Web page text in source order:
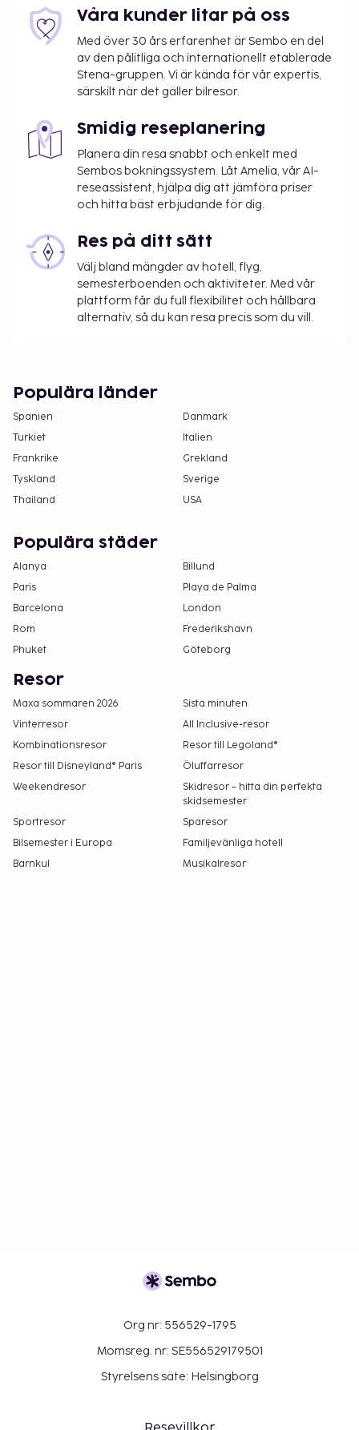
inte alltid året om. Undantag från skatten kan
finnas. Kontakta boendet med hjälp av
uppgifterna i bokningsbekräftelsen för mer
information.
Stadsskatt: Från 1 november till 31 mars, CHF
barn under 16 år.
Stadsskatt: Från 1 april till 31 oktober, CHF 2.50
per person per natt. Skatten gäller inte barn
under 16 år.
Turistavgift: CHF 1.00 per person per natt
Vi har listat alla tilläggsavgifter som boendet har
upplyst oss om.
Avgift för parkering under tak: CHF 18 per natt
Avgift för husdjur: CHF 20 per husdjur per natt
Inga avgifter tas ut för assistanshundar
skatt. Observera att dessa kan komma att ändras.
Endast registrerade gäster är tillåtna på
boendets rum.
Boendet välkomnar alla gäster, oavsett sexuell
läggning och könsidentitet (HBTQ+-vänligt).
Våra kunder litar på oss
Med över 30 års erfarenhet är Sembo en del
av den pålitliga och internationellt etablerade
Stena-gruppen. Vi är kända för vår expertis,
särskilt när det gäller bilresor.
Smidig reseplanering
Planera din resa snabbt och enkelt med
Sembos bokningssystem. Låt Amelia, vår AI-
reseassistent, hjälpa dig att jämföra priser
och hitta bäst erbjudande för dig.
Res på ditt sätt
Välj bland mängder av hotell, flyg,
semesterboenden och aktiviteter. Med vår
plattform får du full flexibilitet och hållbara
alternativ, så du kan resa precis som du vill.
Populära länder
Spanien
Danmark
Turkiet
Italien
Frankrike
Grekland
Tyskland
Sverige
Thailand
USA
Populära städer
Alanya
Billund
Paris
Playa de Palma
Barcelona
London
Rom
Frederikshavn
Phuket
Göteborg
Resor
Maxa sommaren 2026
Sista minuten
Vinterresor
All Inclusive-resor
Kombinationsresor
Resor till Legoland®
Resor till Disneyland® Paris
Öluffarresor
Weekendresor
Skidresor – hitta din perfekta
skidsemester
Sportresor
Sparesor
Bilsemester i Europa
Familjevänliga hotell
Barnkul
Musikalresor
Org nr: 556529-1795
Momsreg. nr: SE556529179501
Styrelsens säte: Helsingborg